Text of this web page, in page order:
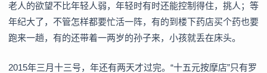
老人的欲望不比年轻人弱，年轻时有时还能控制得住，挑人；等
年纪大了，不管怎样都要忙活一阵，有的到楼下药店买个药也要
跑来一趟，有的还带着一两岁的孙子来，小孩就丢在床头。
2015年三月十三号，年还有两天才过完。“十五元按摩店”只有罗